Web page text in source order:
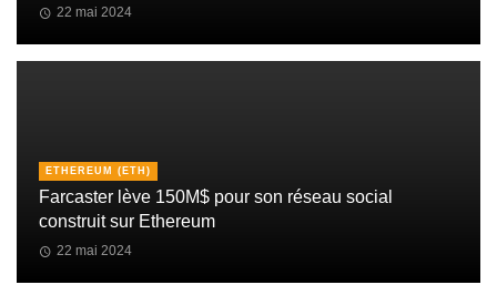
22 mai 2024
ETHEREUM (ETH)
Farcaster lève 150M$ pour son réseau social
construit sur Ethereum
22 mai 2024